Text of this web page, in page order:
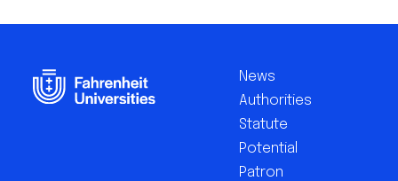
EN
News
Authorities
Statute
Potential
Patron